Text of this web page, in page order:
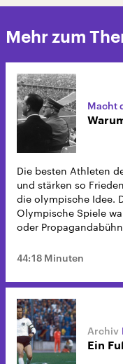
Mehr zum
Macht
Die besten Athleten
und stärken so
die olympische Idee.
Olympische Spiele
oder
44:18 Minuten
Ein